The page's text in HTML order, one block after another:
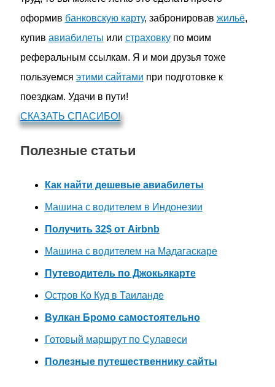
оформив банковскую карту, забронировав жильё,
купив авиабилеты или страховкупо моим
реферальным ссылкам. Я и мои друзья тоже
пользуемся этими сайтами при подготовке к
поездкам. Удачи в пути!
СКАЗАТЬ СПАСИБО!
Полезные статьи
Как найти дешевые авиабилеты
Машина с водителем в Индонезии
Получить 32$ от Airbnb
Машина с водителем на Мадагаскаре
Путеводитель по Джокьякарте
Остров Ко Куд в Таиланде
Вулкан Бромо самостоятельно
Готовый маршрут по Сулавеси
Полезные путешественнику сайты